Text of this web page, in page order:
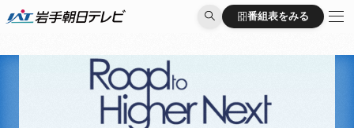
番組表をみる
番組表をみる